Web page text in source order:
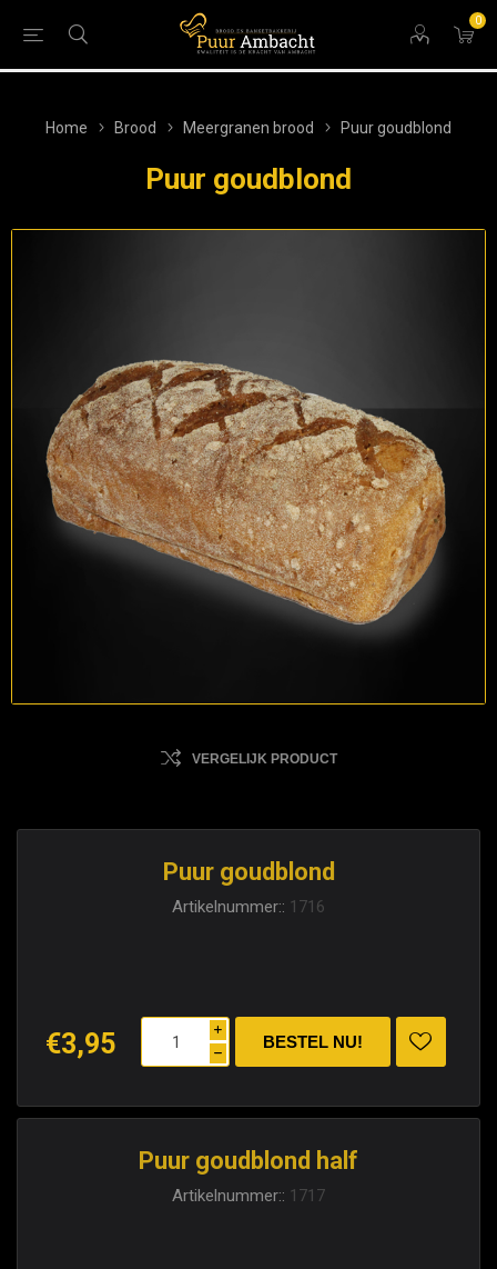
0
Home Brood Meergranen brood Puur goudblond
Puur goudblond
VERGELIJK PRODUCT
Puur goudblond
Artikelnummer:: 1716
€3,95 i
h
Puur goudblond half
Artikelnummer:: 1717